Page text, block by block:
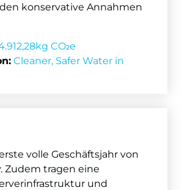
konservative Annahmen
CO₂e
Cleaner, Safer Water in
volle Geschäftsjahr von
Zudem tragen eine
und